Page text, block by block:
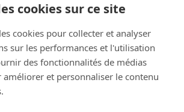
64
63
38
cookies sur ce site
cookies pour collecter et analyser
sur les performances et l'utilisation
des fonctionnalités de médias
améliorer et personnaliser le contenu